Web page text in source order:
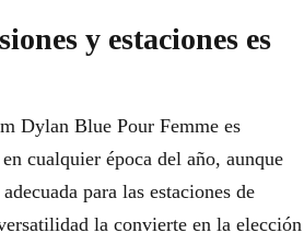
y estaciones es
Dylan Blue Pour Femme es
cualquier época del año, aunque
para las estaciones de
la convierte en la elección